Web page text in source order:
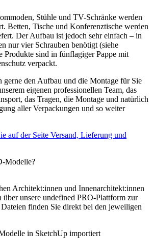
Stühle und TV-Schränke werden
Betten, Tische und Konferenztische werden
Der Aufbau ist jedoch sehr einfach – in
nur vier Schrauben benötigt (siehe
Produkte sind in fünflagiger Pappe mit
verpackt.
gerne den Aufbau und die Montage für Sie
eigenen professionellen Team, das
das Tragen, die Montage und natürlich
aller Verpackungen und so weiter
auf der Seite Versand, Lieferung und
Modelle?
Architekt:innen und Innenarchitekt:innen
über unsere undefined PRO-Plattform zur
finden Sie direkt bei den jeweiligen
in SketchUp importiert